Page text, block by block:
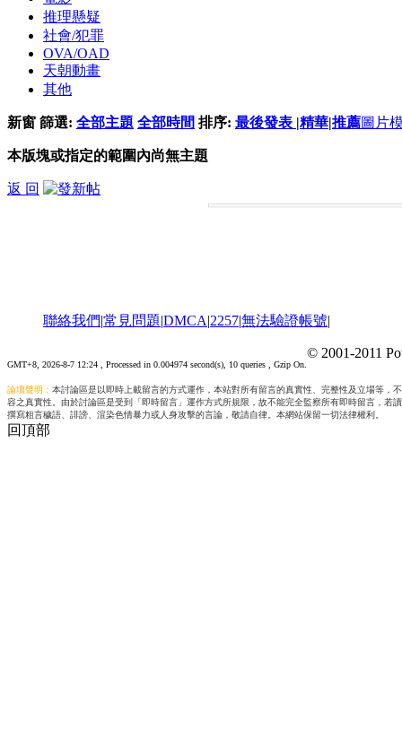
推理懸疑
社會/犯罪
OVA/OAD
天朝動畫
其他
新窗 篩選: 全部主題 全部時間 排序: 最後發表 |精華|推薦圖片
本版塊或指定的範圍內尚無主題
返 回
聯絡我們|常見問題|DMCA|2257|無法驗證帳號|
GMT+8, 2026-8-7 12:24 , Processed in 0.004974 second(s), 10 queries , Gzip On.
© 2001-2011
論壇聲明： 本討論區是以即時上載留言的方式運作，本站對所有留言的真實性、完整性及立場等
容之真實性。由於討論區是受到「即時留言」運作方式所規限，故不能完全監察所有即時留言，
撰寫粗言穢語、誹謗、渲染色情暴力或人身攻擊的言論，敬請自律。本網站保留一切法律權利。
回頂部